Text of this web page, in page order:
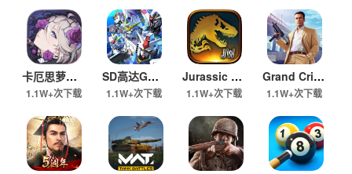
卡厄思萝境 Chaos Zero Nightmare
1.1W+次下载
SD高达G世代永恒
1.1W+次下载
Jurassic World 游戏
1.1W+次下载
Grand Criminal Online像侠盗猎车手
1.1W+次下载